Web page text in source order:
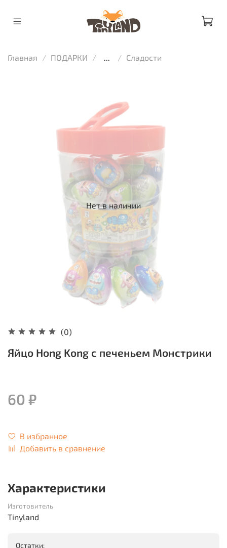
Главная ПОДАРКИ Сладости
Нет в наличии
(0)
Яйцо Hong Kong с печеньем Монстрики
60 ₽
В избранное
Добавить в сравнение
Характеристики
Изготовитель
Tinyland
Остатки: